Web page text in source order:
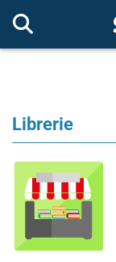
Librerie